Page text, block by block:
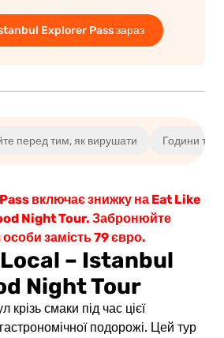
Explorer Pass зараз
перед тим, як вирушати Години та
включає знижку на Eat Like
Night Tour. Забронюйте
особи замість 79 євро.
– Istanbul
Night Tour
смаки під час цієї
гастрономічної подорожі. Цей тур